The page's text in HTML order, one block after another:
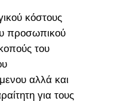
κόστους
προσωπικού
του
αλλά και
για τους